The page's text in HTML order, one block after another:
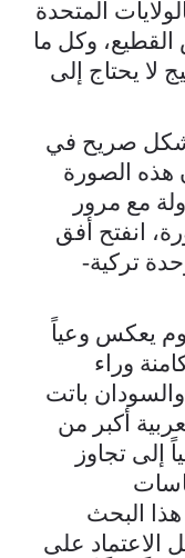
المتحدة
وكل ما
لا يحتاج إلى
بشكل صريح في
هذه الصورة
مع مرور
انفتح أفق
تركية-
يعكس وعياً
وراء
والسودان باتت
أكبر من
إلى تجاوز
البحث
الاعتماد على